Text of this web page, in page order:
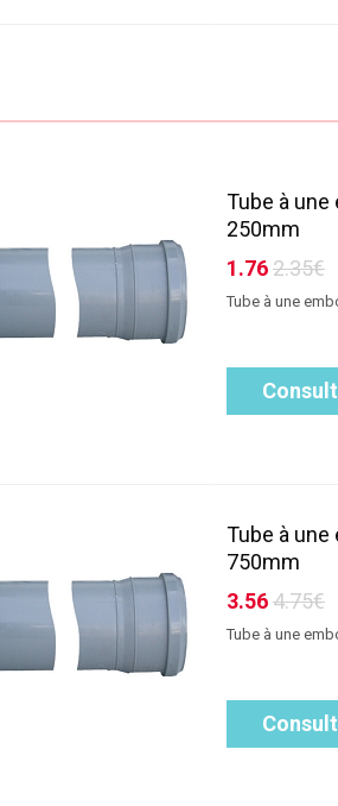
Tube à
250mm
1.762.35€
Tube à une
Tube à
750mm
3.564.75€
Tube à une